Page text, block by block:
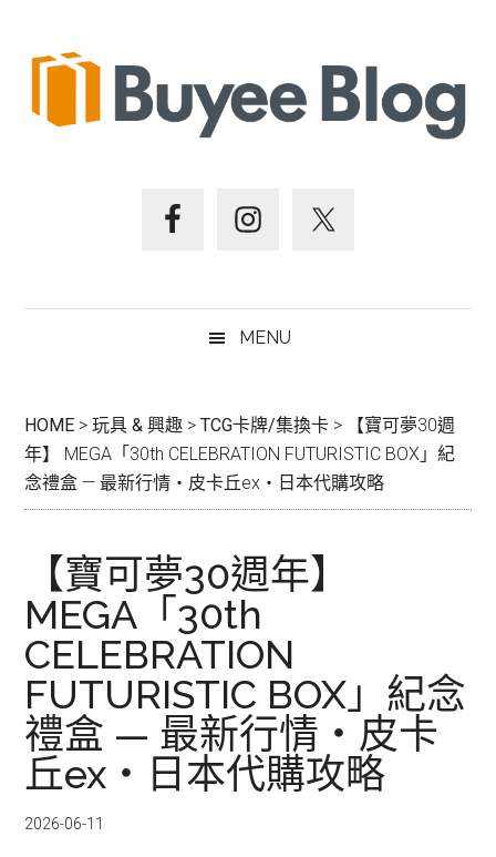
secondary
MENU
HOME >玩具 & 興趣 >TCG卡牌/集換卡 >
【寶可夢30週
年】 MEGA「30th CELEBRATION FUTURISTIC BOX」紀
念禮盒 — 最新行情・皮卡丘ex・日本代購攻略
【寶可夢30週年】
MEGA「30th
CELEBRATION
FUTURISTIC BOX」紀念
禮盒 — 最新行情・皮卡
丘ex・日本代購攻略
2026-06-11